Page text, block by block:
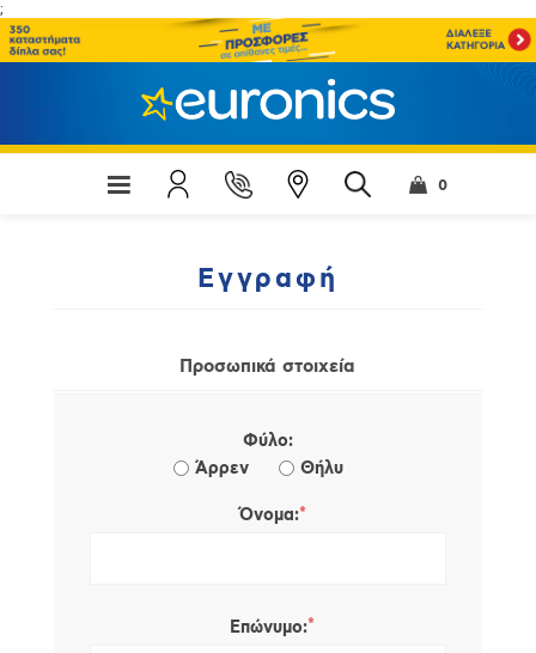
;
0
Εγγραφή
Προσωπικά στοιχεία
Φύλο:
Άρρεν
Θήλυ
Όνομα:*
Επώνυμο:*